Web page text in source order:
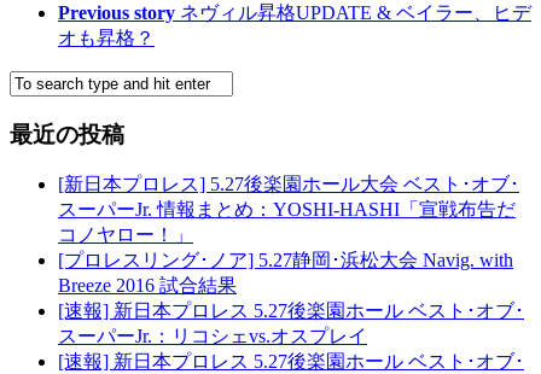
Previous story ネヴィル昇格UPDATE & ベイラー、ヒデ
オも昇格？
最近の投稿
[新日本プロレス] 5.27後楽園ホール大会 ベスト･オブ･
スーパーJr. 情報まとめ：YOSHI-HASHI「宣戦布告だ
コノヤロー！」
[プロレスリング･ノア] 5.27静岡･浜松大会 Navig. with
Breeze 2016 試合結果
[速報] 新日本プロレス 5.27後楽園ホール ベスト･オブ･
スーパーJr.：リコシェvs.オスプレイ
[速報] 新日本プロレス 5.27後楽園ホール ベスト･オブ･